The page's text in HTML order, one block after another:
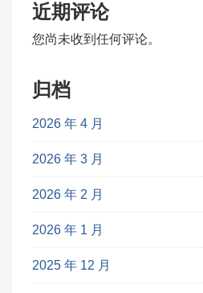
近期评论
您尚未收到任何评论。
归档
2026 年 4 月
2026 年 3 月
2026 年 2 月
2026 年 1 月
2025 年 12 月